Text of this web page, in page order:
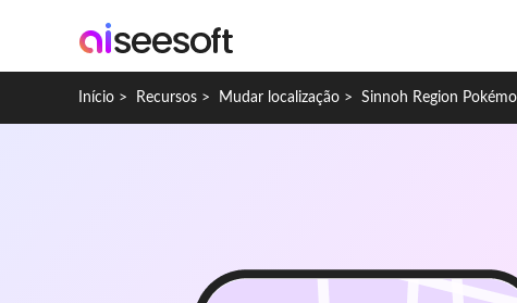
Início > Recursos > Mudar localização > Sinnoh Region